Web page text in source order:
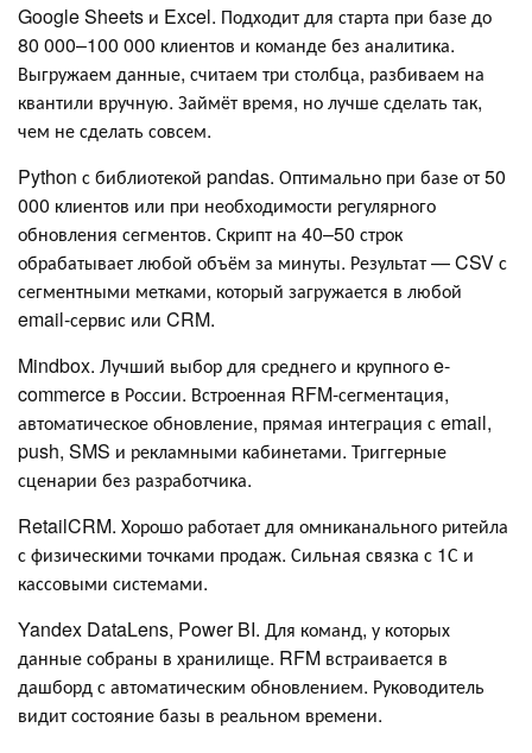
Google Sheets и Excel. Подходит для старта при базе до
80 000–100 000 клиентов и команде без аналитика.
Выгружаем данные, считаем три столбца, разбиваем на
квантили вручную. Займёт время, но лучше сделать так,
чем не сделать совсем.
Python с библиотекой pandas. Оптимально при базе от 50
000 клиентов или при необходимости регулярного
обновления сегментов. Скрипт на 40–50 строк
обрабатывает любой объём за минуты. Результат — CSV с
сегментными метками, который загружается в любой
email-сервис или CRM.
Mindbox. Лучший выбор для среднего и крупного e-
commerce в России. Встроенная RFM-сегментация,
автоматическое обновление, прямая интеграция с email,
push, SMS и рекламными кабинетами. Триггерные
сценарии без разработчика.
RetailCRM. Хорошо работает для омниканального ритейла
с физическими точками продаж. Сильная связка с 1С и
кассовыми системами.
Yandex DataLens, Power BI. Для команд, у которых
данные собраны в хранилище. RFM встраивается в
дашборд с автоматическим обновлением. Руководитель
видит состояние базы в реальном времени.